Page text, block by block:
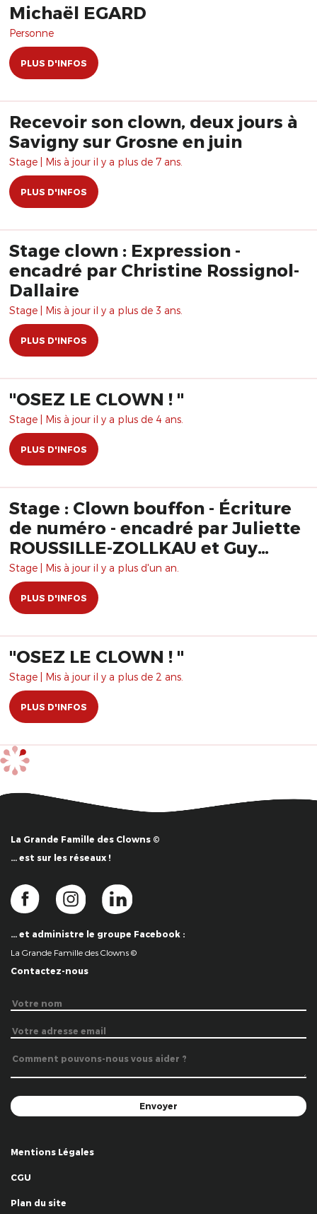
Michaël EGARD
Personne
PLUS D'INFOS
Recevoir son clown, deux jours à
Savigny sur Grosne en juin
Stage | Mis à jour il y a plus de 7 ans.
PLUS D'INFOS
Stage clown : Expression -
encadré par Christine Rossignol-
Dallaire
Stage | Mis à jour il y a plus de 3 ans.
PLUS D'INFOS
"OSEZ LE CLOWN ! "
Stage | Mis à jour il y a plus de 4 ans.
PLUS D'INFOS
Stage : Clown bouffon - Écriture
de numéro - encadré par Juliette
ROUSSILLE-ZOLLKAU et Guy
ZOLLKAU
Stage | Mis à jour il y a plus d'un an.
PLUS D'INFOS
"OSEZ LE CLOWN ! "
Stage | Mis à jour il y a plus de 2 ans.
PLUS D'INFOS
La Grande Famille des Clowns ©
… est sur les réseaux !
… et administre le groupe Facebook :
La Grande Famille des Clowns ©
Contactez-nous
Mentions Légales
CGU
Plan du site